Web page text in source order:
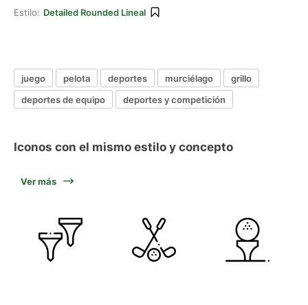
Estilo: Detailed Rounded Lineal
juego pelota deportes murciélago
grillo
deportes de equipo
deportes y competición
Iconos con el mismo estilo y concepto
Ver más